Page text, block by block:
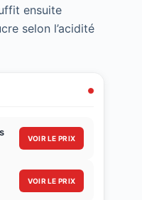
ensuite
selon l’acidité
VOIR LE PRIX
VOIR LE PRIX